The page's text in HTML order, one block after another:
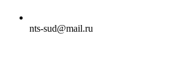
nts-sud@mail.ru